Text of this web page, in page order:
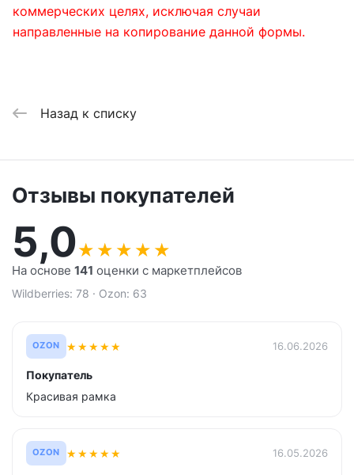
коммерческих целях, исключая случаи
направленные на копирование данной формы.
Назад к списку
Отзывы покупателей
5,0★ ★ ★ ★ ★
На основе 141 оценки с маркетплейсов
Wildberries: 78 · Ozon: 63
OZON ★★★★★ 16.06.2026
Покупатель
Красивая рамка
OZON ★★★★★ 16.05.2026